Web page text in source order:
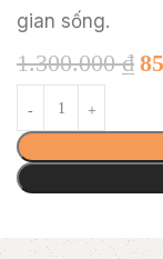
gian sống.
1.300.000₫